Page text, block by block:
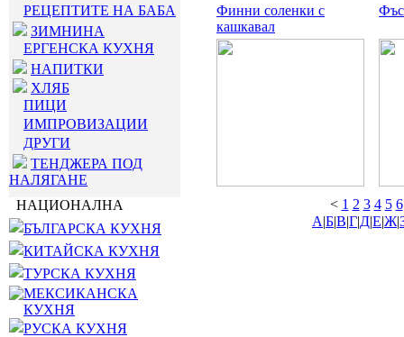
РЕЦЕПТИТЕ НА БАБА
ЗИМНИНА
ЕРГЕНСКА КУХНЯ
НАПИТКИ
ХЛЯБ
ПИЦИ
ИМПРОВИЗАЦИИ
ДРУГИ
ТЕНДЖЕРА ПОД
НАЛЯГАНЕ
НАЦИОНАЛНА
БЪЛГАРСКА КУХНЯ
КИТАЙСКА КУХНЯ
ТУРСКА КУХНЯ
МЕКСИКАНСКА
КУХНЯ
РУСКА КУХНЯ
Финни соленки с
кашкавал
< 1 2 3 4 5 6
А|Б|В|Г|Д|Е|Ж|